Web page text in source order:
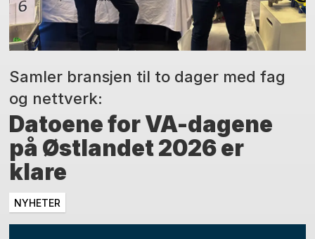
Samler bransjen til to dager med fag
og nettverk:
Datoene for VA-dagene
på Østlandet 2026 er
klare
NYHETER